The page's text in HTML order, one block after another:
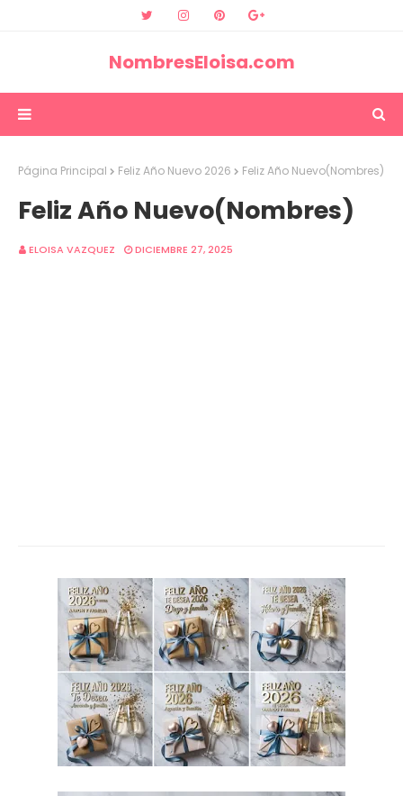
NombresEloisa.com
Página Principal Feliz Año Nuevo 2026 Feliz Año Nuevo(Nombres)
Feliz Año Nuevo(Nombres)
ELOISA VAZQUEZ DICIEMBRE 27, 2025